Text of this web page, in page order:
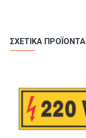
ΣΧΕΤΙΚΆ ΠΡΟΪΌΝΤΑ